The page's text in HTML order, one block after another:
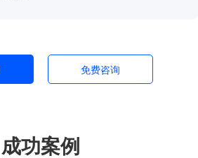
免费咨询
成功案例